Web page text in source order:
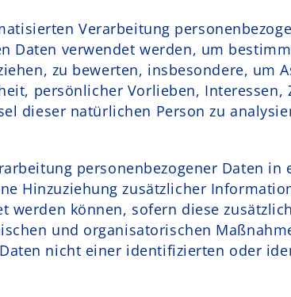
Verarbeitung
Daten verwendet werden, um
zu bewerten, insbesondere, um
persönlicher Vorlieben, Interessen,
dieser natürlichen Person zu
personenbezogener Daten in
Hinzuziehung zusätzlicher
werden können, sofern diese
und organisatorischen
nicht einer identifizierten oder